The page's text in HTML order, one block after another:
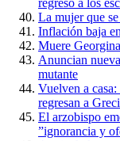
regreso a los
La mujer que
Inflación baja
Muere
Anuncian
mutante
Vuelven a
regresan a
El arzobispo
”ignorancia y